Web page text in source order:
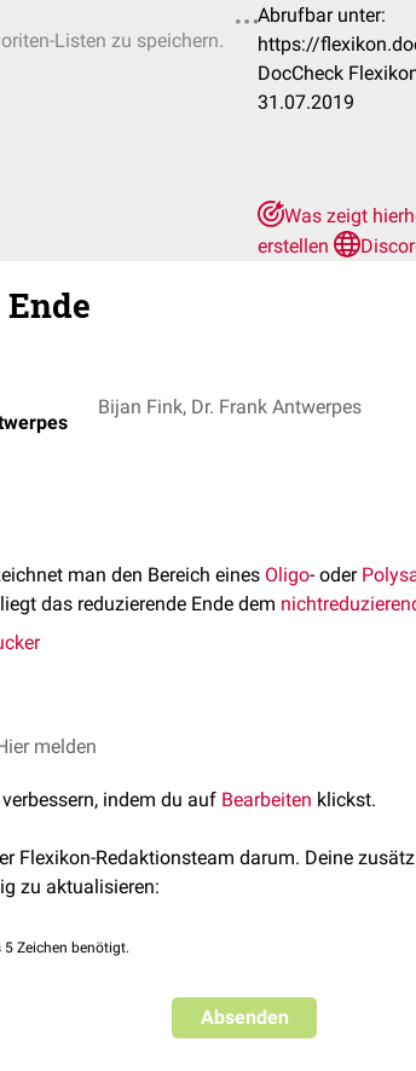
Listen zu speichern.
Abrufbar unter:
https://
DocCheck
31.07.2019
Was zeigt
erstellen
Bijan Fink, Dr. Frank Antwerpes
man den Bereich eines Oligo- oder
das reduzierende Ende dem
endständige
liegt in Lösung ein Gleichgewicht
werden
Disaccharid bildet sich am nichtreduzierenden
ist nicht an der glykosidischen Bindung
melden
indem du auf Bearbeiten klickst.
Flexikon-Redaktionsteam darum. Deine
zu aktualisieren:
5 Zeichen benötigt.
Absenden